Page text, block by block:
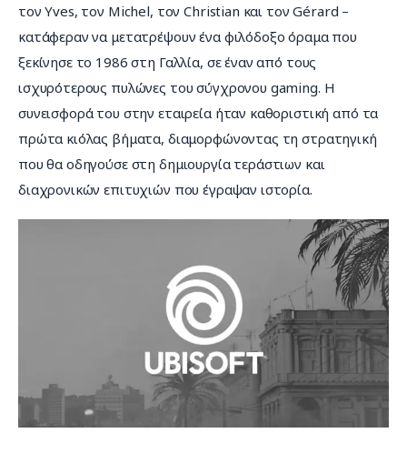
τον Yves, τον Michel, τον Christian και τον Gérard –
κατάφεραν να μετατρέψουν ένα φιλόδοξο όραμα που
ξεκίνησε το 1986 στη Γαλλία, σε έναν από τους
ισχυρότερους πυλώνες του σύγχρονου gaming. Η
συνεισφορά του στην εταιρεία ήταν καθοριστική από τα
πρώτα κιόλας βήματα, διαμορφώνοντας τη στρατηγική
που θα οδηγούσε στη δημιουργία τεράστιων και
διαχρονικών επιτυχιών που έγραψαν ιστορία.